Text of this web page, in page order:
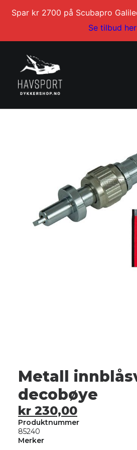
Spar kr 2700 på Scubapro
Se tilbud her
BLI DYKKERINSTRUKTØR
MIN KONTO
Hjem/SMB & Spool
decobøye
Metall
decobøye
kr 230,00
Produktnummer
85240
Merker